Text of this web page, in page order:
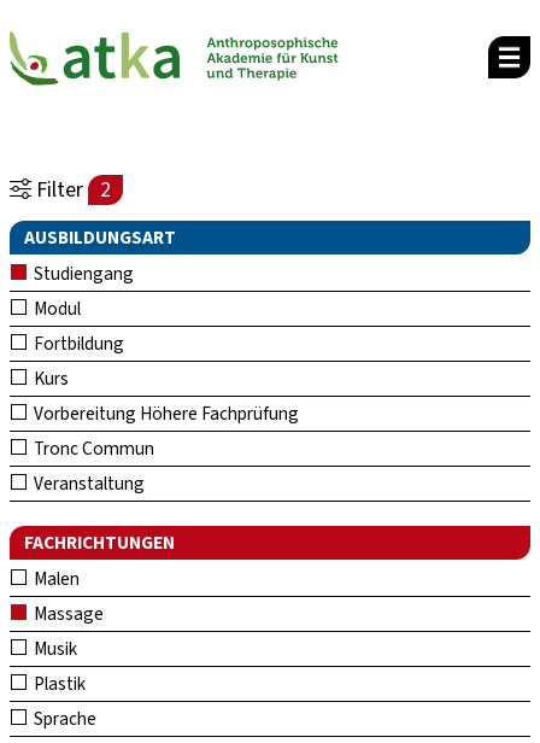
Filter 2
AUSBILDUNGSART
Studiengang
Modul
Fortbildung
Kurs
Vorbereitung Höhere Fachprüfung
Tronc Commun
Veranstaltung
FACHRICHTUNGEN
Malen
Massage
Musik
Plastik
Sprache